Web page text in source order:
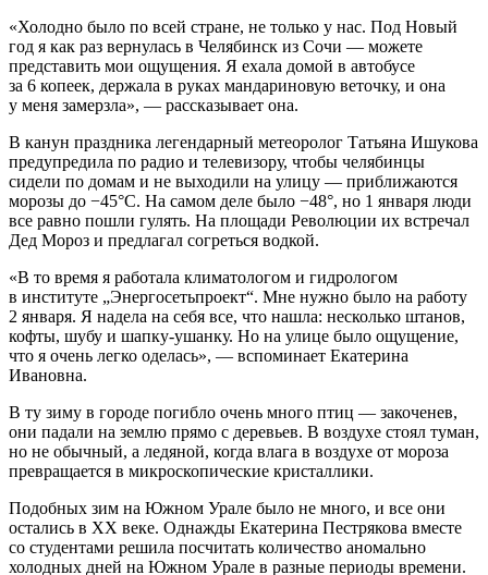
«Холодно было по всей стране, не только у нас. Под Новый
год я как раз вернулась в Челябинск из Сочи — можете
представить мои ощущения. Я ехала домой в автобусе
за 6 копеек, держала в руках мандариновую веточку, и она
у меня замерзла», — рассказывает она.
В канун праздника легендарный метеоролог Татьяна Ишукова
предупредила по радио и телевизору, чтобы челябинцы
сидели по домам и не выходили на улицу — приближаются
морозы до −45°C. На самом деле было −48°, но 1 января люди
все равно пошли гулять. На площади Революции их встречал
Дед Мороз и предлагал согреться водкой.
«В то время я работала климатологом и гидрологом
в институте „Энергосетьпроект“. Мне нужно было на работу
2 января. Я надела на себя все, что нашла: несколько штанов,
кофты, шубу и шапку-ушанку. Но на улице было ощущение,
что я очень легко оделась», — вспоминает Екатерина
Ивановна.
В ту зиму в городе погибло очень много птиц — закоченев,
они падали на землю прямо с деревьев. В воздухе стоял туман,
но не обычный, а ледяной, когда влага в воздухе от мороза
превращается в микроскопические кристаллики.
Подобных зим на Южном Урале было не много, и все они
остались в XX веке. Однажды Екатерина Пестрякова вместе
со студентами решила посчитать количество аномально
холодных дней на Южном Урале в разные периоды времени.